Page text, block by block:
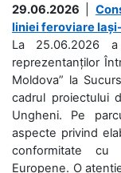
29.06.2026
liniei feroviare
La
reprezentanților
Moldova” la
cadrul proiectului
Ungheni. Pe
aspecte privind
conformitate cu
Europene. O